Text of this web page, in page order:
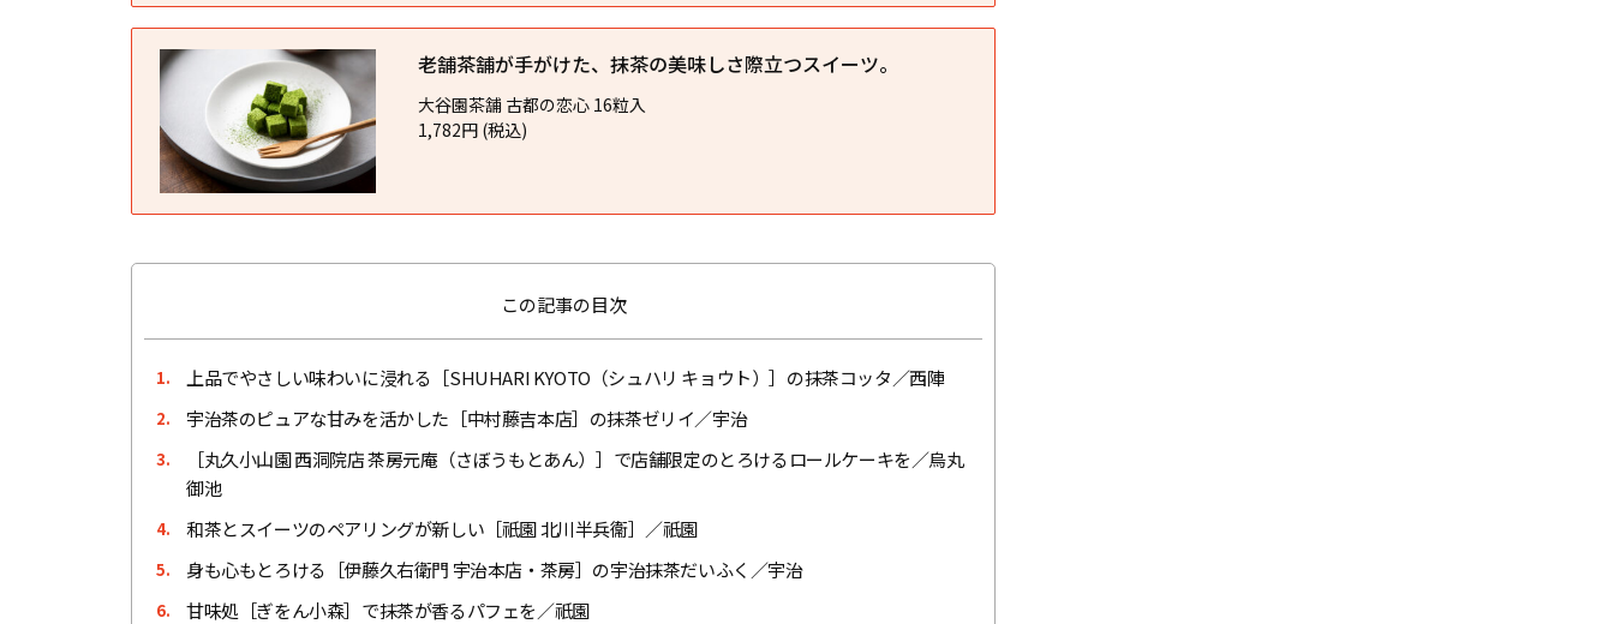
老舗茶舗が手がけた、抹茶の美味しさ際立つスイーツ。
大谷園茶舗 古都の恋心 16粒入
1,782円 (税込)
この記事の目次
1. 上品でやさしい味わいに浸れる［SHUHARI KYOTO（シュハリ キョウト）］の抹茶コッタ／西陣
2. 宇治茶のピュアな甘みを活かした［中村藤吉本店］の抹茶ゼリイ／宇治
3.
［丸久小山園 西洞院店 茶房元庵（さぼうもとあん）］で店舗限定のとろけるロールケーキを／烏丸
御池
4. 和茶とスイーツのペアリングが新しい［祇園 北川半兵衞］／祇園
5. 身も心もとろける［伊藤久右衛門 宇治本店・茶房］の宇治抹茶だいふく／宇治
6. 甘味処［ぎをん小森］で抹茶が香るパフェを／祇園